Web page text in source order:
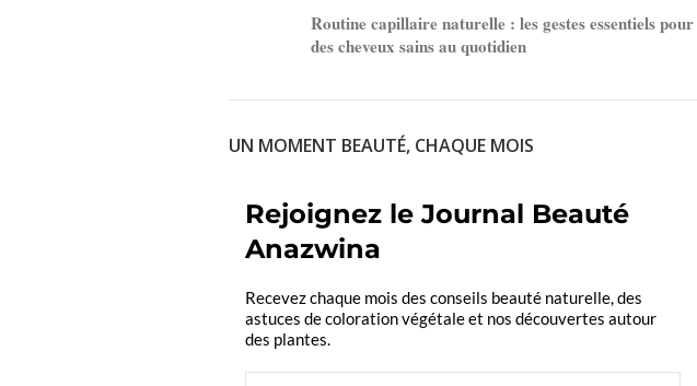
Routine capillaire naturelle : les gestes essentiels pour
des cheveux sains au quotidien
UN MOMENT BEAUTÉ, CHAQUE MOIS
Rejoignez le Journal Beauté
Anazwina
Recevez chaque mois des conseils beauté naturelle, des
astuces de coloration végétale et nos découvertes autour
des plantes.